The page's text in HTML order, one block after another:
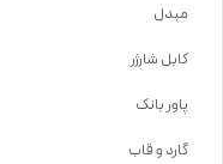
مبدل
کابل شارژر
پاور بانک
گارد و قاب